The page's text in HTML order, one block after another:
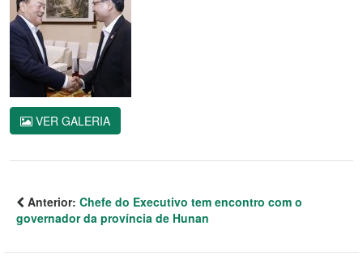
VER GALERIA
Anterior: Chefe do Executivo tem encontro com o
governador da província de Hunan